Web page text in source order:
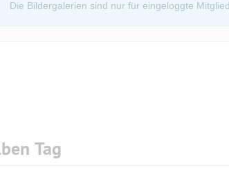
Die Bildergalerien sind nur für eingeloggte
Tag